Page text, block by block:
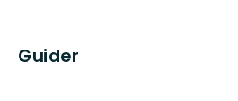
Guider